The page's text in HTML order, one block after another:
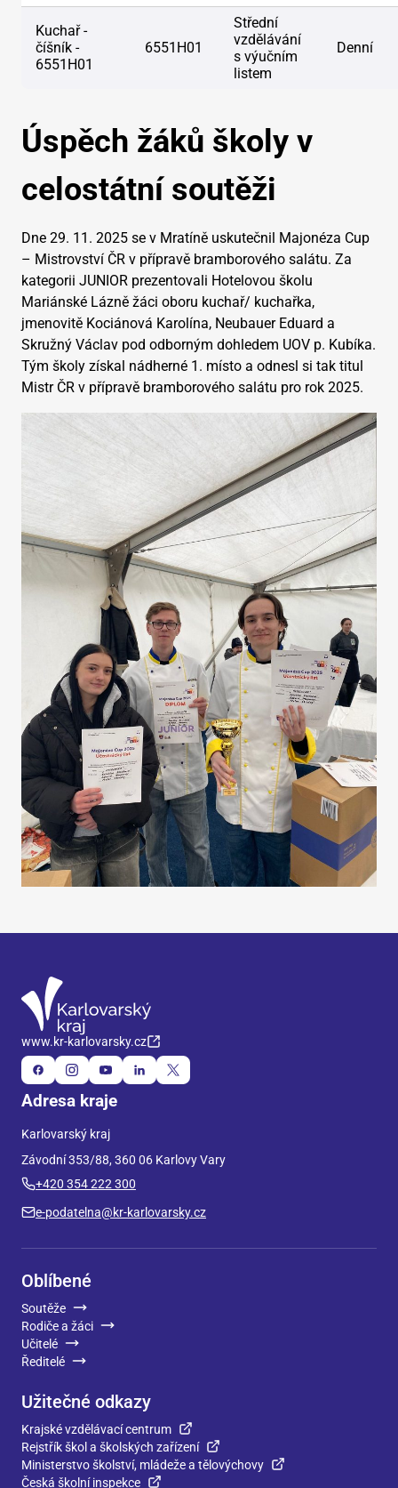
Kuchař -
číšník -
6551H01
6551H01
Střední
vzdělávání
s výučním
listem
Denní
Úspěch žáků školy v
celostátní soutěži
Dne 29. 11. 2025 se v Mratíně uskutečnil Majonéza Cup
– Mistrovství ČR v přípravě bramborového salátu. Za
kategorii JUNIOR prezentovali Hotelovou školu
Mariánské Lázně žáci oboru kuchař/ kuchařka,
jmenovitě Kociánová Karolína, Neubauer Eduard a
Skružný Václav pod odborným dohledem UOV p. Kubíka.
Tým školy získal nádherné 1. místo a odnesl si tak titul
Mistr ČR v přípravě bramborového salátu pro rok 2025.
www.kr-karlovarsky.cz
Adresa kraje
Karlovarský kraj
Závodní 353/88, 360 06 Karlovy Vary
+420 354 222 300
e-podatelna@kr-karlovarsky.cz
Oblíbené
Soutěže
Rodiče a žáci
Učitelé
Ředitelé
Užitečné odkazy
Krajské vzdělávací centrum
Rejstřík škol a školských zařízení
Ministerstvo školství, mládeže a tělovýchovy
Česká školní inspekce